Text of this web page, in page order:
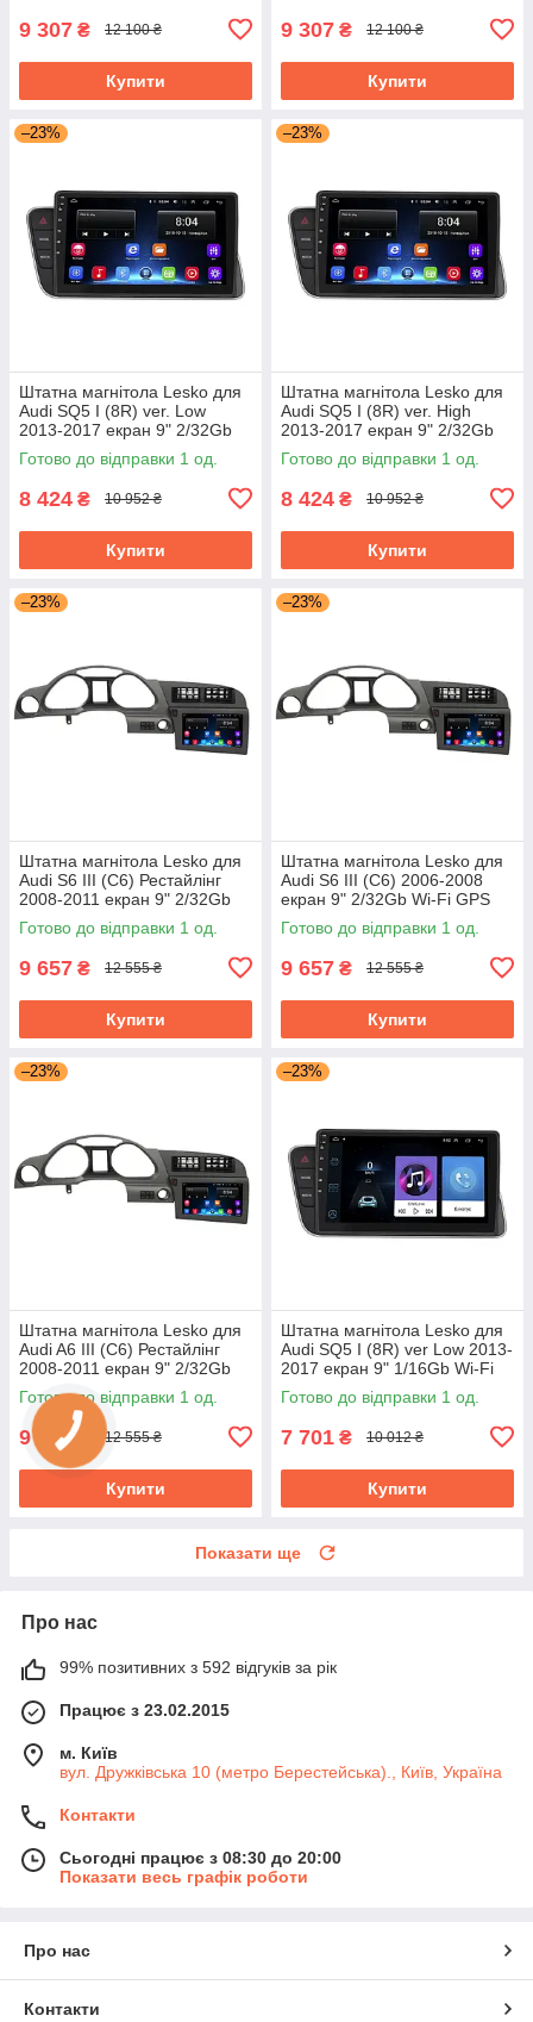
9 307 ₴ 12 100 ₴
Купити
9 307 ₴ 12 100 ₴
Купити
–23%
Штатна магнітола Lesko для
Audi SQ5 I (8R) ver. Low
2013-2017 екран 9" 2/32Gb
Wi-Fi GPS Base
Готово до відправки 1 од.
8 424 ₴ 10 952 ₴
Купити
–23%
Штатна магнітола Lesko для
Audi SQ5 I (8R) ver. High
2013-2017 екран 9" 2/32Gb
Wi-Fi GPS Base
Готово до відправки 1 од.
8 424 ₴ 10 952 ₴
Купити
–23%
Штатна магнітола Lesko для
Audi S6 III (C6) Рестайлінг
2008-2011 екран 9" 2/32Gb
Wi-Fi GPS Base
Готово до відправки 1 од.
9 657 ₴ 12 555 ₴
Купити
–23%
Штатна магнітола Lesko для
Audi S6 III (C6) 2006-2008
екран 9" 2/32Gb Wi-Fi GPS
Base
Готово до відправки 1 од.
9 657 ₴ 12 555 ₴
Купити
–23%
Штатна магнітола Lesko для
Audi A6 III (C6) Рестайлінг
2008-2011 екран 9" 2/32Gb
Wi-Fi GPS Base Аудіо
Готово до відправки 1 од.
9 657₴ 12 555 ₴
Купити
–23%
Штатна магнітола Lesko для
Audi SQ5 I (8R) ver Low 2013-
2017 екран 9" 1/16Gb Wi-Fi
GPS Base
Готово до відправки 1 од.
7 701 ₴ 10 012 ₴
Купити
Показати ще
Про нас
99% позитивних з 592 відгуків за рік
Працює з 23.02.2015
м. Київ
вул. Дружківська 10 (метро Берестейська)., Київ, Україна
Контакти
Сьогодні працює з 08:30 до 20:00
Показати весь графік роботи
Про нас
Контакти